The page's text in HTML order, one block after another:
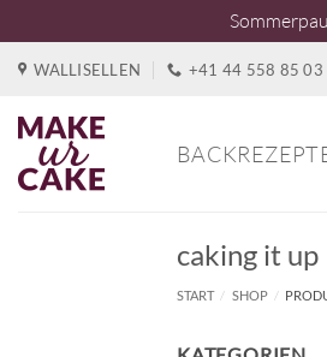
springen
WALLISELLEN +41 44 558 85 03
caking it up
START / SHOP /